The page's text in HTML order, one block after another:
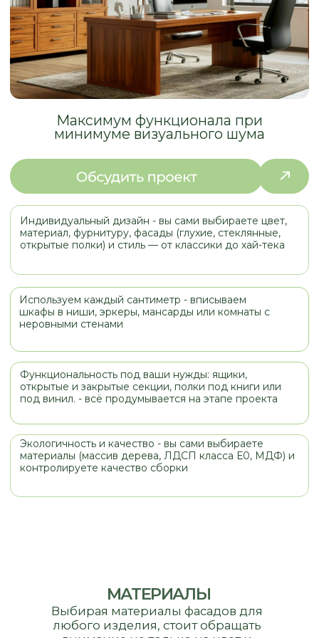
Экологичность и качество - вы сами выбираете
материалы (массив дерева, ЛДСП класса Е0, МДФ) и
контролируете качество сборки
Функциональность под ваши нужды: ящики,
открытые и закрытые секции, полки под книги или
под винил. - всё продумывается на этапе проекта
Индивидуальный дизайн - вы сами выбираете цвет,
материал, фурнитуру, фасады (глухие, стеклянные,
открытые полки) и стиль — от классики до хай-тека
Используем каждый сантиметр - вписываем
шкафы в ниши, эркеры, мансарды или комнаты с
неровными стенами
минимуме визуального шума
любого изделия, стоит обращать
внимание не только на цвет и
стоимость, но и на назначение
изделия, место его установки (кухня,
прихожая, санузел). При правильнои
выборе мебель будет служить вам и